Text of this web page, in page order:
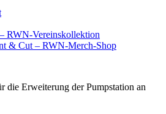
RWN-Vereinskollektion
& Cut – RWN-Merch-Shop
die Erweiterung der Pumpstation an